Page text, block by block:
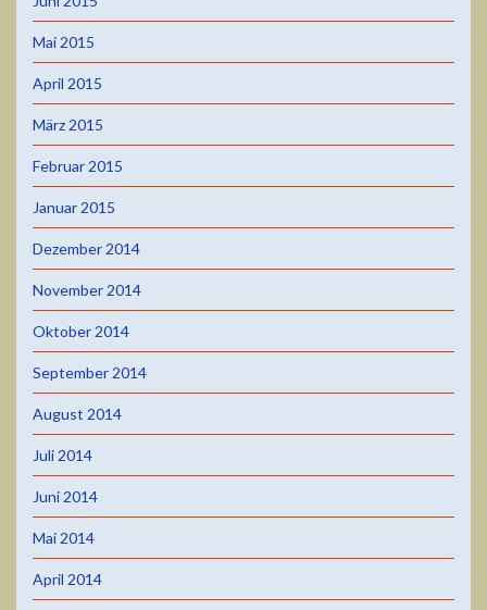
Mai 2015
April 2015
März 2015
Februar 2015
Januar 2015
Dezember 2014
November 2014
Oktober 2014
September 2014
August 2014
Juli 2014
Juni 2014
Mai 2014
April 2014